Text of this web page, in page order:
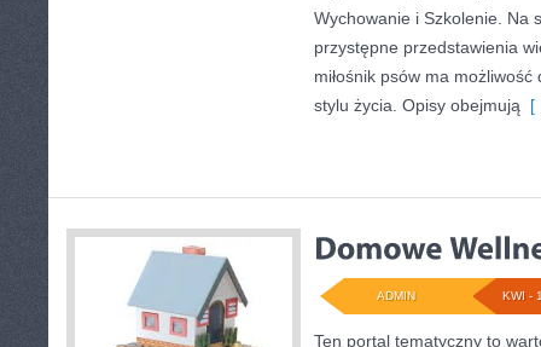
Wychowanie i Szkolenie. Na
przystępne przedstawienia
miłośnik psów ma
stylu życia. Opisy obejmują [
KWI -
ADMIN
Ten portal tematyczny to